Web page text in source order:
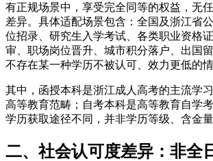
有正规场景中，享受完全同等的权益，无
差异。具体适配场景包含：全国及浙江省
位招录、研究生入学考试、各类职业资格
审、职场岗位晋升、城市积分落户、出国
不存在某一种学历不被认可、效力更低的情
其中，函授本科是浙江成人高考的主流学
高等教育范畴；自考本科是高等教育自学
学历获取途径不同，并非学历等级、含金量
二、社会认可度差异：非全